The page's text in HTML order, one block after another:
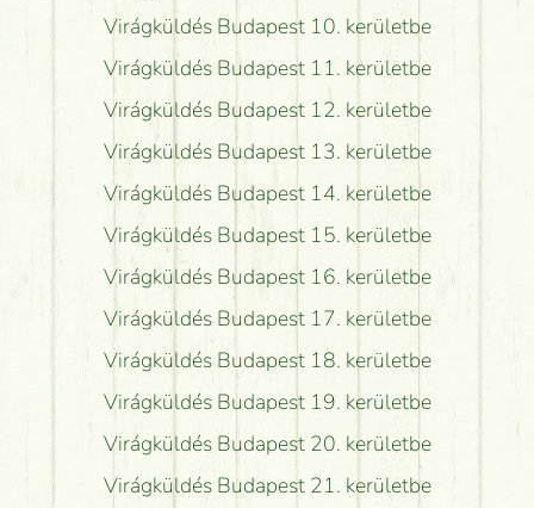
Virágküldés Budapest 10. kerületbe
Virágküldés Budapest 11. kerületbe
Virágküldés Budapest 12. kerületbe
Virágküldés Budapest 13. kerületbe
Virágküldés Budapest 14. kerületbe
Virágküldés Budapest 15. kerületbe
Virágküldés Budapest 16. kerületbe
Virágküldés Budapest 17. kerületbe
Virágküldés Budapest 18. kerületbe
Virágküldés Budapest 19. kerületbe
Virágküldés Budapest 20. kerületbe
Virágküldés Budapest 21. kerületbe